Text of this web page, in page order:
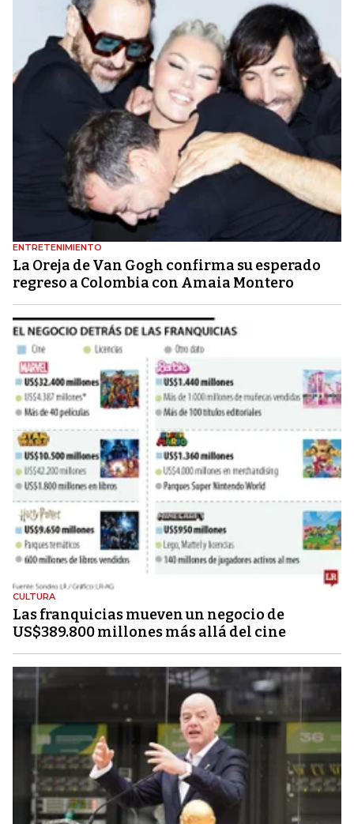
ENTRETENIMIENTO
La Oreja de Van Gogh confirma su esperado
regreso a Colombia con Amaia Montero
CULTURA
Las franquicias mueven un negocio de
US$389.800 millones más allá del cine